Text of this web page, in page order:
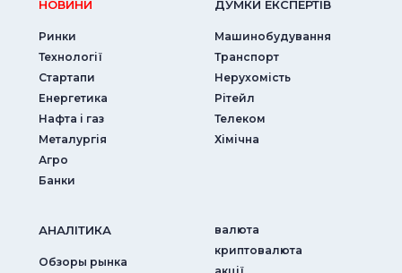
НОВИНИ
Ринки
Технології
Стартапи
Енергетика
Нафта і газ
Металургія
Агро
Банки
ДУМКИ ЕКСПЕРТIВ
Машинобудування
Транспорт
Нерухомість
Рітейл
Телеком
Хімічна
АНАЛIТИКА
Обзоры рынка
валюта
криптовалюта